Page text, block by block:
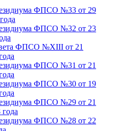
ФПСО №33 от 29
ФПСО №32 от 23
ФПСО №XIII от 21
ФПСО №31 от 21
ФПСО №30 от 19
ФПСО №29 от 21
года
ФПСО №28 от 22